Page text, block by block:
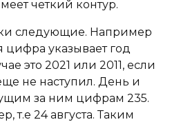
четкий контур.
следующие. Например
цифра указывает год
это 2021 или 2011, если
не наступил. День и
за ним цифрам 235.
т.е 24 августа. Таким